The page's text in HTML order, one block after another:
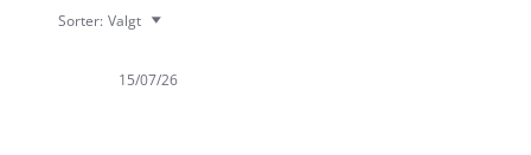
Sorter: Valgt
15/07/26